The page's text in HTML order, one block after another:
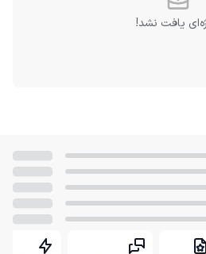
یافت نشد!